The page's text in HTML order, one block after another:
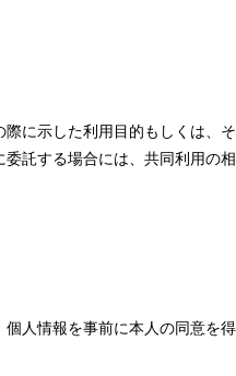
に示した利用目的もしくは、
託する場合には、共同利用の
人情報を事前に本人の同意を